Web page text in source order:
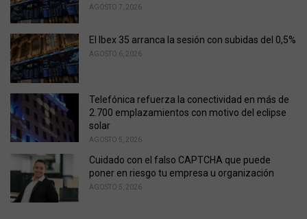
AGOSTO 7, 2026
El Ibex 35 arranca la sesión con subidas del 0,5%
AGOSTO 6, 2026
Telefónica refuerza la conectividad en más de
2.700 emplazamientos con motivo del eclipse
solar
AGOSTO 5, 2026
Cuidado con el falso CAPTCHA que puede
poner en riesgo tu empresa u organización
AGOSTO 5, 2026